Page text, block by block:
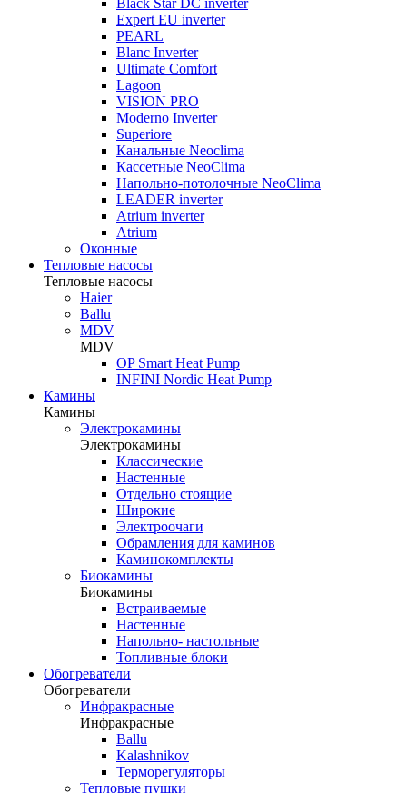
Black Star DC inverter
Expert EU inverter
PEARL
Blanc Inverter
Ultimate Comfort
Lagoon
VISION PRO
Moderno Inverter
Superiore
Канальные Neoclima
Кассетные NeoClima
Напольно-потолочные NeoClima
LEADER inverter
Atrium inverter
Atrium
Оконные
Тепловые насосы
Тепловые насосы
Haier
Ballu
MDV
MDV
OP Smart Heat Pump
INFINI Nordic Heat Pump
Камины
Камины
Электрокамины
Электрокамины
Классические
Настенные
Отдельно стоящие
Широкие
Электроочаги
Обрамления для каминов
Каминокомплекты
Биокамины
Биокамины
Встраиваемые
Настенные
Напольно- настольные
Топливные блоки
Обогреватели
Обогреватели
Инфракрасные
Инфракрасные
Ballu
Kalashnikov
Терморегуляторы
Тепловые пушки